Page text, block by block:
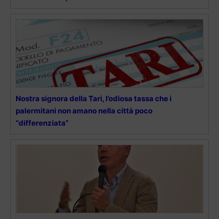
Nostra signora della Tari, l’odiosa tassa che i
palermitani non amano nella città poco
“differenziata”